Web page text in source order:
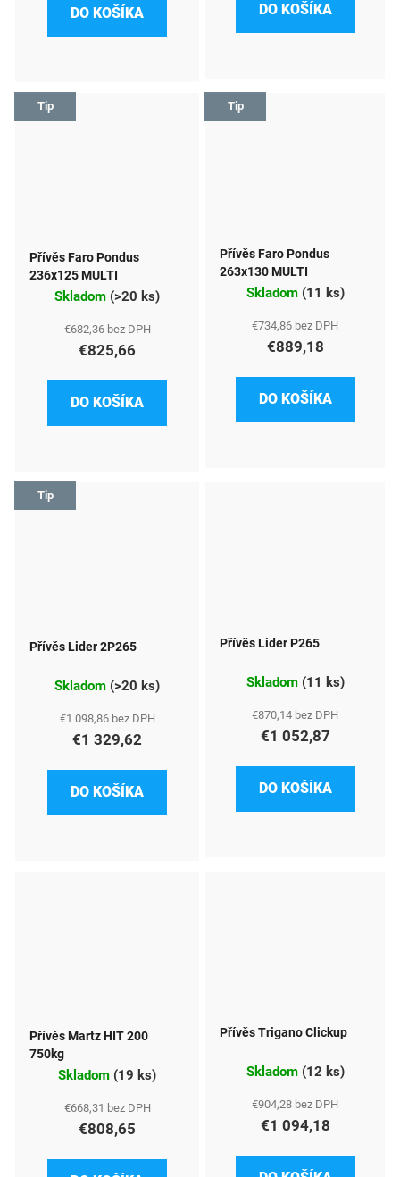
DO KOŠÍKA DO KOŠÍKA
Tip
Přívěs Faro Pondus
236x125 MULTI
Skladom (>20 ks)
€682,36 bez DPH
€825,66
DO KOŠÍKA
Tip
Přívěs Faro Pondus
263x130 MULTI
Skladom (11 ks)
€734,86 bez DPH
€889,18
DO KOŠÍKA
Tip
Přívěs Lider 2P265
Skladom (>20 ks)
€1 098,86 bez DPH
€1 329,62
DO KOŠÍKA
Přívěs Lider P265
Skladom (11 ks)
€870,14 bez DPH
€1 052,87
DO KOŠÍKA
Přívěs Martz HIT 200
750kg
Skladom (19 ks)
€668,31 bez DPH
€808,65
Přívěs Trigano Clickup
Skladom (12 ks)
€904,28 bez DPH
€1 094,18